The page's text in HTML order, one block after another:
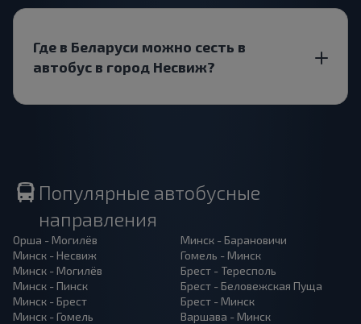
Где в Беларуси можно сесть в
автобус в город Несвиж?
Популярные автобусные
направления
Орша - Могилёв
Минск - Несвиж
Минск - Могилёв
Минск - Пинск
Минск - Брест
Минск - Гомель
Минск - Барановичи
Гомель - Минск
Брест - Тересполь
Брест - Беловежская Пуща
Брест - Минск
Варшава - Минск